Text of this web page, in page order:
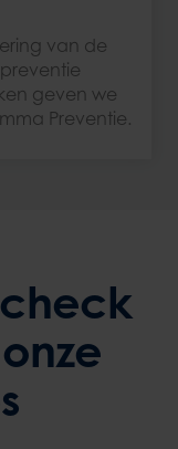
van de
geven we
Preventie.